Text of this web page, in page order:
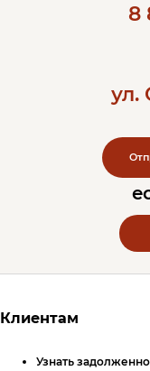
8
ул.
Футер сайта
Клиентам
Узнать